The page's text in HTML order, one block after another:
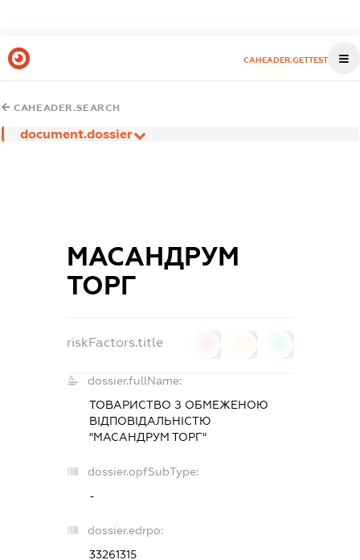
CAHEADER.GETTEST
CAHEADER.SEARCH
document.dossier
МАСАНДРУМ
ТОРГ
riskFactors.title
dossier.fullName:
ТОВАРИСТВО З ОБМЕЖЕНОЮ
ВІДПОВІДАЛЬНІСТЮ
"МАСАНДРУМ ТОРГ"
dossier.opfSubType:
-
dossier.edrpo:
33261315